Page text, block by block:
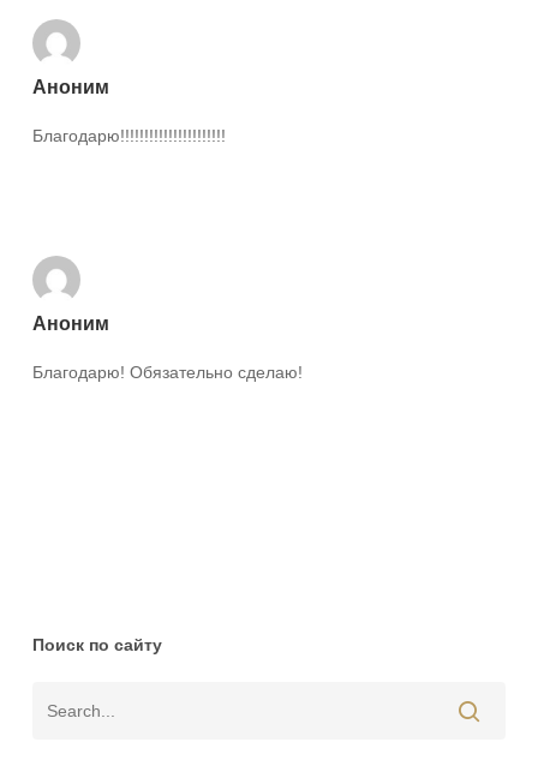
Аноним
Благодарю!!!!!!!!!!!!!!!!!!!!!!
Аноним
Благодарю! Обязательно сделаю!
Поиск по сайту